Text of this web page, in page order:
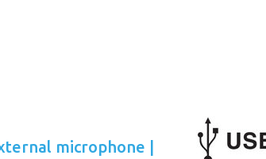
microphone |